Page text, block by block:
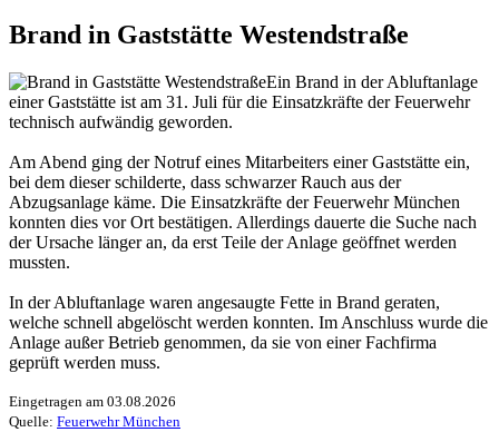
Brand in Gaststätte Westendstraße
Ein Brand in der Abluftanlage
einer Gaststätte ist am 31. Juli für die Einsatzkräfte der Feuerwehr
technisch aufwändig geworden.
Am Abend ging der Notruf eines Mitarbeiters einer Gaststätte ein,
bei dem dieser schilderte, dass schwarzer Rauch aus der
Abzugsanlage käme. Die Einsatzkräfte der Feuerwehr München
konnten dies vor Ort bestätigen. Allerdings dauerte die Suche nach
der Ursache länger an, da erst Teile der Anlage geöffnet werden
mussten.
In der Abluftanlage waren angesaugte Fette in Brand geraten,
welche schnell abgelöscht werden konnten. Im Anschluss wurde die
Anlage außer Betrieb genommen, da sie von einer Fachfirma
geprüft werden muss.
Eingetragen am 03.08.2026
Quelle: Feuerwehr München